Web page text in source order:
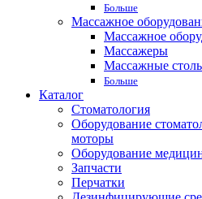
Больше
Массажное
Массажное
Массажеры
Массажные
Больше
Каталог
Стоматология
Оборудование
моторы
Оборудование
Запчасти
Перчатки